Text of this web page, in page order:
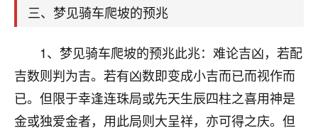
三、梦见骑车爬坡的预兆
1、梦见骑车爬坡的预兆此兆：难论吉凶，若配
吉数则判为吉。若有凶数即变成小吉而已而视作而
已。但限于幸逢连珠局或先天生辰四柱之喜用神是
金或独爱金者，用此局则大呈祥，亦可得之庆。但
太阳当空赵：我也做餐饮的，生意不算大，但
址、风水、还有开业日子，哪哪都看了，虽然
大环境不好，但是我家生意还可以，前几天又
刚找老师做了补财库，希望财运更好一点！
2小时前 来自海南 18